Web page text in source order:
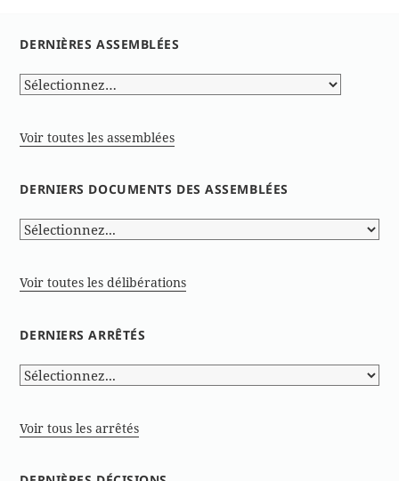
DERNIÈRES ASSEMBLÉES
Voir toutes les assemblées
DERNIERS DOCUMENTS DES ASSEMBLÉES
Voir toutes les délibérations
DERNIERS ARRÊTÉS
Voir tous les arrêtés